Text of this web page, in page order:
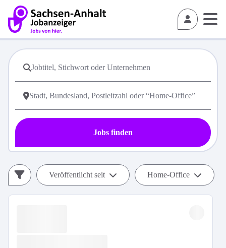
Jobs finden
Veröffentlicht seit Home-Office